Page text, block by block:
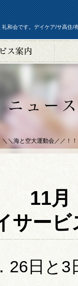
和会です。デイケア/サ高住/
海と空大運動会／／！！
11月
サー
26日と3